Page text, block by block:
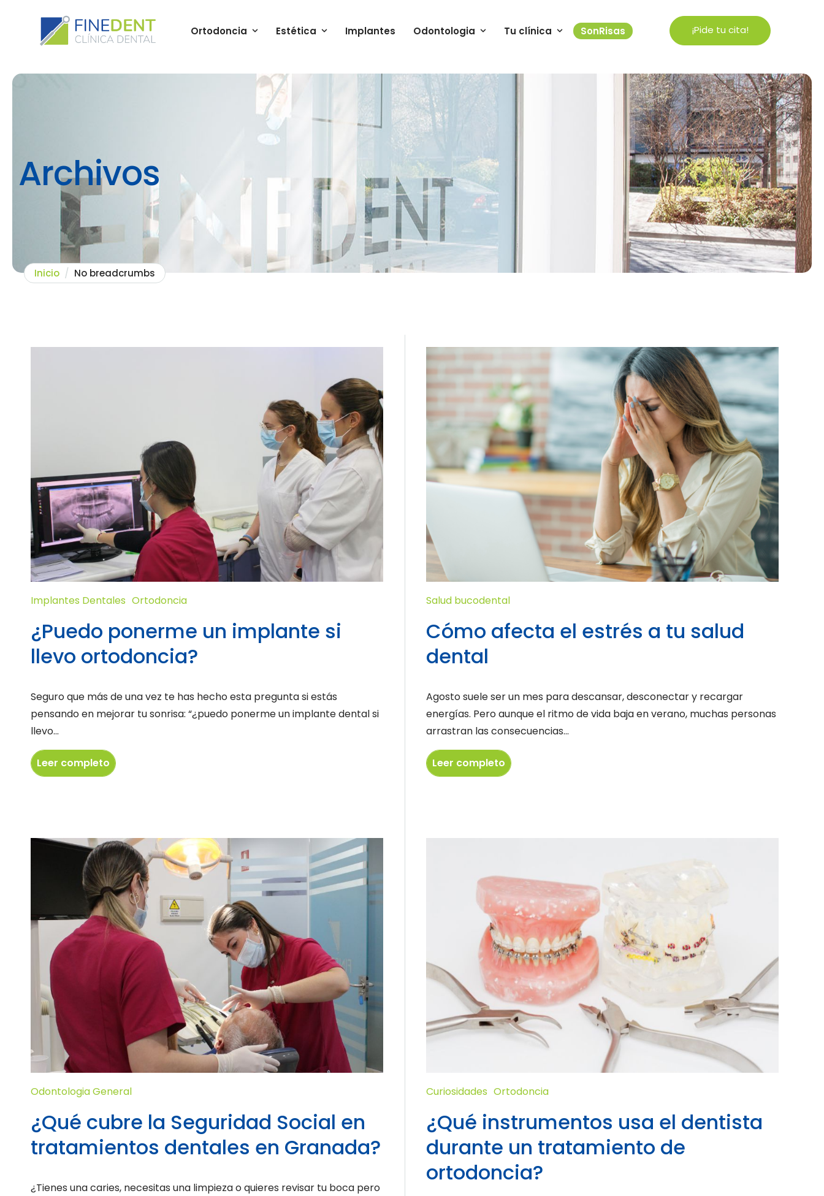
Ortodoncia Estética Implantes Odontologia Tu clínica SonRisas ¡Pide tu cita!
Archivos
Inicio / No breadcrumbs
Implantes Dentales Ortodoncia
¿Puedo ponerme un implante si
llevo ortodoncia?
Seguro que más de una vez te has hecho esta pregunta si estás
pensando en mejorar tu sonrisa: “¿puedo ponerme un implante dental si
llevo...
Leer completo
Salud bucodental
Cómo afecta el estrés a tu salud
dental
Agosto suele ser un mes para descansar, desconectar y recargar
energías. Pero aunque el ritmo de vida baja en verano, muchas personas
arrastran las consecuencias...
Leer completo
Odontologia General
¿Qué cubre la Seguridad Social en
tratamientos dentales en Granada?
¿Tienes una caries, necesitas una limpieza o quieres revisar tu boca pero
Curiosidades Ortodoncia
¿Qué instrumentos usa el dentista
durante un tratamiento de
ortodoncia?